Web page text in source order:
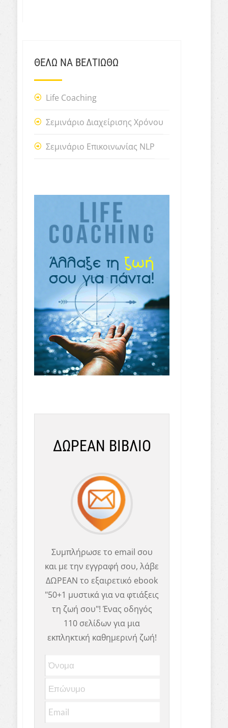
ΘΕΛΩ ΝΑ ΒΕΛΤΙΩΘΩ
Life Coaching
Σεμινάριο Διαχείρισης Χρόνου
Σεμινάριο Επικοινωνίας NLP
ΔΩΡΕΑΝ ΒΙΒΛΙΟ
Συμπλήρωσε το email σου
και με την εγγραφή σου, λάβε
ΔΩΡΕΑΝ το εξαιρετικό ebook
"50+1 μυστικά για να φτιάξεις
τη ζωή σου"! Ένας οδηγός
110 σελίδων για μια
εκπληκτική καθημερινή ζωή!